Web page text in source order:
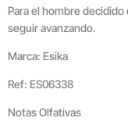
Para el hombre
seguir avanzando.
Marca: Esika
Ref: ES06338
Notas Olfativas